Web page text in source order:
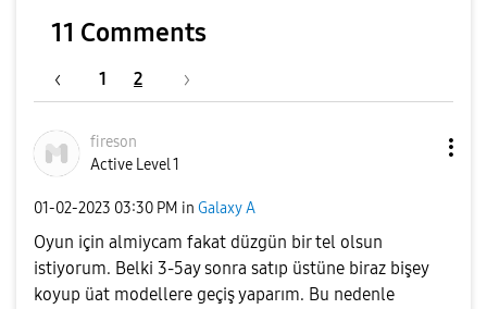
11 Comments
1 2
fireson
Active Level 1
‎01-02-2023 03:30 PM in Galaxy A
Oyun için almiycam fakat düzgün bir tel olsun
istiyorum. Belki 3-5ay sonra satıp üstüne biraz bişey
koyup üat modellere geçiş yaparım. Bu nedenle